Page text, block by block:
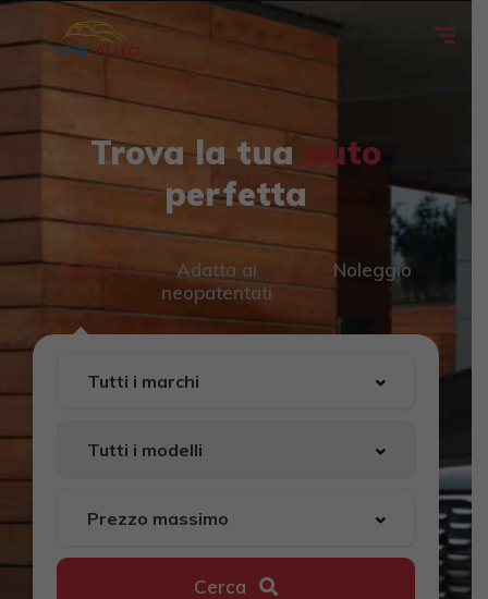
Trova la tuaauto
perfetta
Tutti
Adatta ai
neopatentati
Noleggio
Cerca